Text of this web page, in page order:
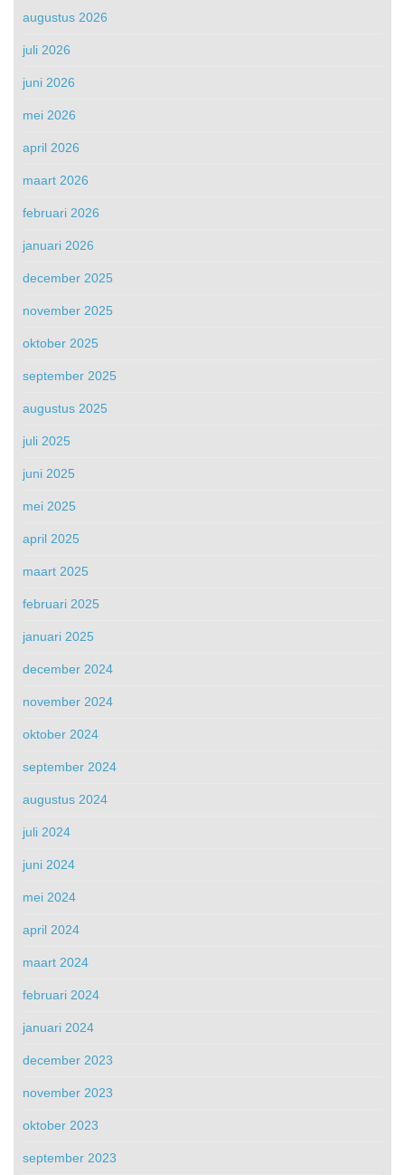
augustus 2026
juli 2026
juni 2026
mei 2026
april 2026
maart 2026
februari 2026
januari 2026
december 2025
november 2025
oktober 2025
september 2025
augustus 2025
juli 2025
juni 2025
mei 2025
april 2025
maart 2025
februari 2025
januari 2025
december 2024
november 2024
oktober 2024
september 2024
augustus 2024
juli 2024
juni 2024
mei 2024
april 2024
maart 2024
februari 2024
januari 2024
december 2023
november 2023
oktober 2023
september 2023